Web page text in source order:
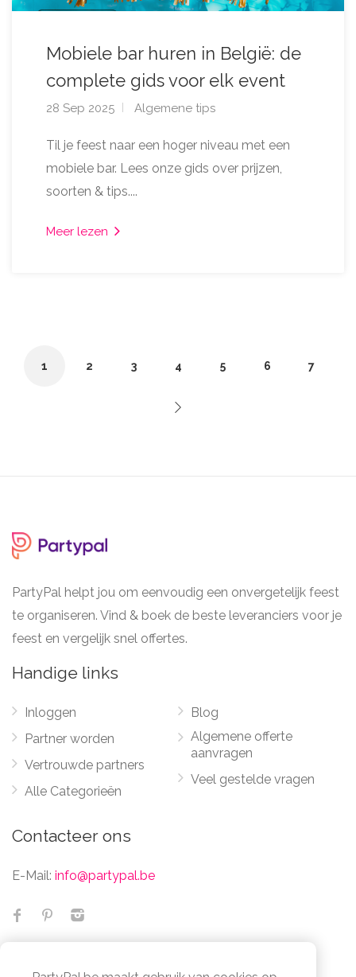
Mobiele bar huren in België: de
complete gids voor elk event
28 Sep 2025 Algemene tips
Til je feest naar een hoger niveau met een
mobiele bar. Lees onze gids over prijzen,
soorten & tips....
Meer lezen
1 2 3 4 5 6 7
PartyPal helpt jou om eenvoudig een onvergetelijk feest
te organiseren. Vind & boek de beste leveranciers voor je
feest en vergelijk snel offertes.
Handige links
Inloggen
Partner worden
Vertrouwde partners
Alle Categorieën
Blog
Algemene offerte
aanvragen
Veel gestelde vragen
Contacteer ons
E-Mail: info@partypal.be